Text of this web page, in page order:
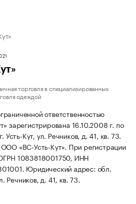
торговля в специализированных
одеждой
ответственностью
зарегистрирована 16.10.2008 г. по
Усть-Кут, ул. Речников, д. 41, кв. 73.
«ВС-Усть-Кут». При регистрации
1083818001750, ИНН
Юридический адрес: обл.
Речников, д. 41, кв. 73.